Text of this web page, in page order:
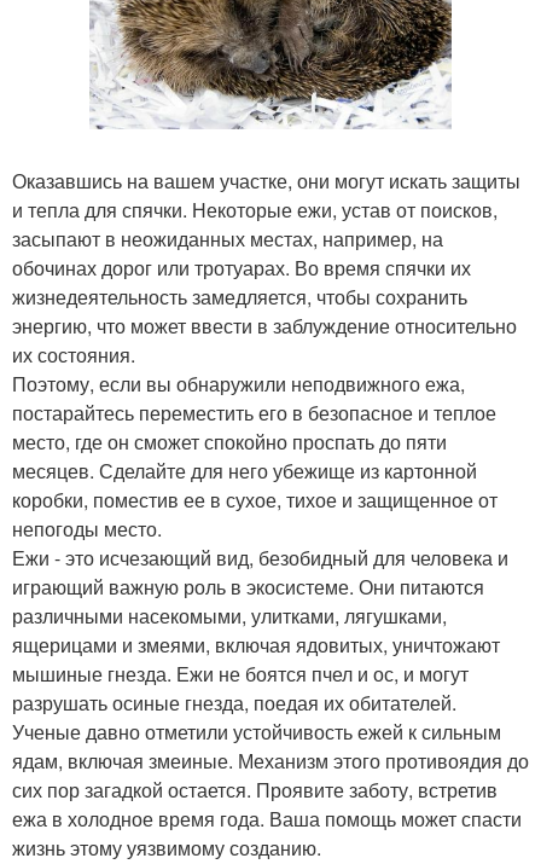
Оказавшись на вашем участке, они могут искать защиты
и тепла для спячки. Некоторые ежи, устав от поисков,
засыпают в неожиданных местах, например, на
обочинах дорог или тротуарах. Во время спячки их
жизнедеятельность замедляется, чтобы сохранить
энергию, что может ввести в заблуждение относительно
их состояния.
Поэтому, если вы обнаружили неподвижного ежа,
постарайтесь переместить его в безопасное и теплое
место, где он сможет спокойно проспать до пяти
месяцев. Сделайте для него убежище из картонной
коробки, поместив ее в сухое, тихое и защищенное от
непогоды место.
Ежи - это исчезающий вид, безобидный для человека и
играющий важную роль в экосистеме. Они питаются
различными насекомыми, улитками, лягушками,
ящерицами и змеями, включая ядовитых, уничтожают
мышиные гнезда. Ежи не боятся пчел и ос, и могут
разрушать осиные гнезда, поедая их обитателей.
Ученые давно отметили устойчивость ежей к сильным
ядам, включая змеиные. Механизм этого противоядия до
сих пор загадкой остается. Проявите заботу, встретив
ежа в холодное время года. Ваша помощь может спасти
жизнь этому уязвимому созданию.